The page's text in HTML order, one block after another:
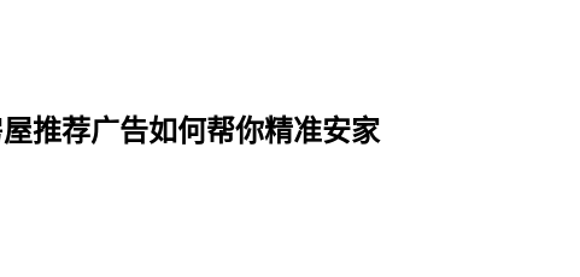
推荐广告如何帮你精准安家